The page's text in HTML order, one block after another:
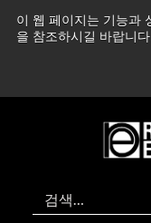
이 웹 페이지는 기능과
을 참조하시길 바랍니
츠
건
검색